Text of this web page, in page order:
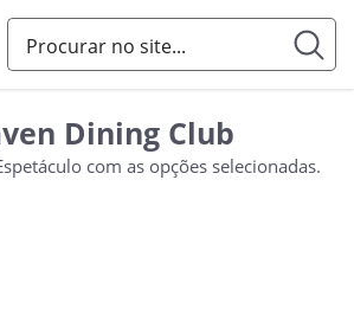
Dining Club
com as opções selecionadas.